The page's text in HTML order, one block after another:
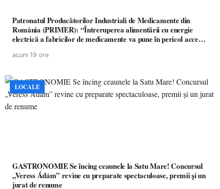
Patronatul Producătorilor Industriali de Medicamente din
România (PRIMER): “Întreruperea alimentării cu energie
electrică a fabricilor de medicamente va pune în pericol accesul
acum 19 ore
LOCALE
GASTRONOMIE Se încing ceaunele la Satu Mare! Concursul
„Veress Ádám” revine cu preparate spectaculoase, premii și un
jurat de renume